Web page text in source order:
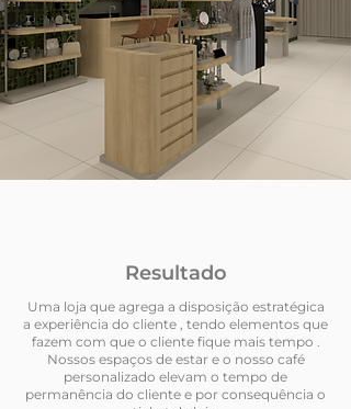
Resultado
Uma loja que agrega a disposição estratégica
a experiência do cliente , tendo elementos que
fazem com que o cliente fique mais tempo .
Nossos espaços de estar e o nosso café
personalizado elevam o tempo de
permanência do cliente e por consequência o